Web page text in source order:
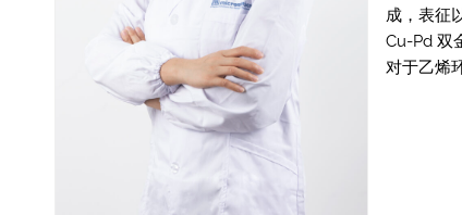
成，表征
Cu-Pd 双
对于乙烯